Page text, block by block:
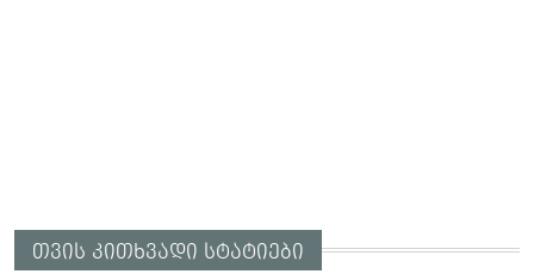
თვის კითხვადი სტატიები